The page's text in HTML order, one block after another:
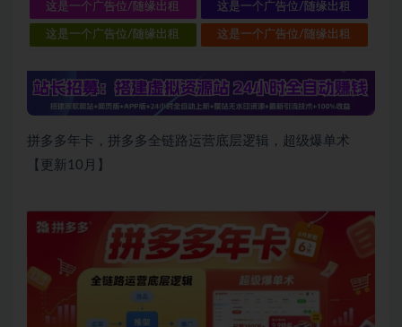
这是一个广告位/随缘出租 这是一个广告位/随缘出租
这是一个广告位/随缘出租 这是一个广告位/随缘出租
拼多多年卡，拼多多全链路运营底层逻辑，超级爆单术
【更新10月】